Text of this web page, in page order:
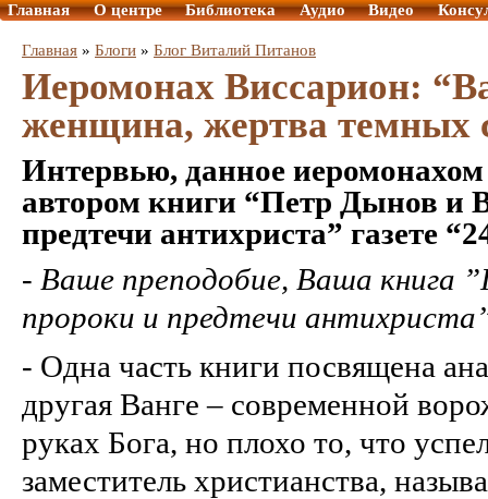
Главная О центре Библиотека Аудио Видео
Главная » Блоги » Блог Виталий Питанов
Иеромонах Виссарион:
женщина, жертва темных
Интервью, данное
автором книги “Петр Дынов и
предтечи антихриста” газете
- Bаше преподобие, Ваша книга
пророки и предтечи
- Одна часть книги посвящена
другая Ванге – современной
руках Бога, но плохо то, что
заместитель христианства,